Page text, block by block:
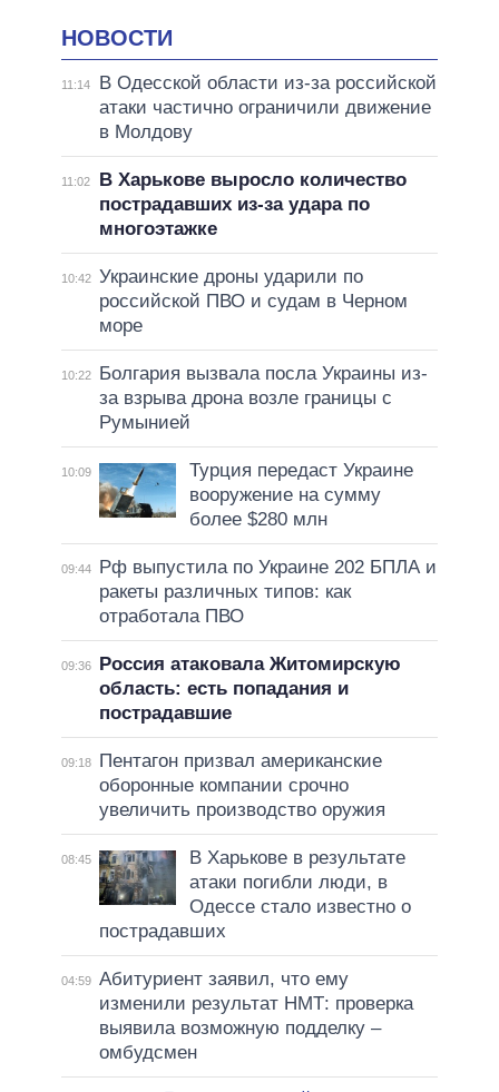
НОВОСТИ
11:14
В Одесской области из-за российской
атаки частично ограничили движение
в Молдову
11:02
В Харькове выросло количество
пострадавших из-за удара по
многоэтажке
10:42 Украинские дроны ударили по
российской ПВО и судам в Черном
море
10:22
Болгария вызвала посла Украины из-
за взрыва дрона возле границы с
Румынией
10:09
Турция передаст Украине
вооружение на сумму
более $280 млн
09:44
Рф выпустила по Украине 202 БПЛА и
ракеты различных типов: как
отработала ПВО
09:36
Россия атаковала Житомирскую
область: есть попадания и
пострадавшие
09:18
Пентагон призвал американские
оборонные компании срочно
увеличить производство оружия
08:45
В Харькове в результате
атаки погибли люди, в
Одессе стало известно о
пострадавших
04:59 Абитуриент заявил, что ему
изменили результат НМТ: проверка
выявила возможную подделку –
омбудсмен